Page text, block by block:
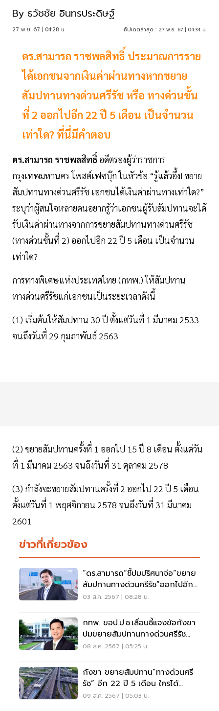
By ธวัชชัย อินทรประดิษฐ์
27 พ.ย. 67 | 04:28 น. อัปเดตล่าสุด : 27 พ.ย. 67 | 04:34 น.
ดร.สามารถ ราชพลสิทธิ์ ประมาณการราย
ได้เอกชนจากเงินค่าผ่านทางหากขยาย
สัมปทานทางด่วนศรีรัช หรือ ทางด่วนขั้น
ที่ 2 ออกไปอีก 22 ปี 5 เดือน เป็นจำนวน
เท่าใด? ที่นี่มีคำตอบ
ดร.สามารถ ราชพลสิทธิ์ อดีตรองผู้ว่าราชการ
กรุงเทพมหานคร โพสต์เฟซบุ๊ก ในหัวข้อ “รู้แล้วอึ้ง! ขยาย
สัมปทานทางด่วนศรีรัช เอกชนได้เงินค่าผ่านทางเท่าใด?”
ระบุว่าผู้สนใจหลายคนอยากรู้ว่าเอกชนผู้รับสัมปทานจะได้
รับเงินค่าผ่านทางจากการขยายสัมปทานทางด่วนศรีรัช
(ทางด่วนขั้นที่ 2) ออกไปอีก 22 ปี 5 เดือน เป็นจำนวน
เท่าใด?
การทางพิเศษแห่งประเทศไทย (กทพ.) ให้สัมปทาน
ทางด่วนศรีรัชแก่เอกชนเป็นระยะเวลาดังนี้
(1) เริ่มต้นให้สัมปทาน 30 ปี ตั้งแต่วันที่ 1 มีนาคม 2533
จนถึงวันที่ 29 กุมภาพันธ์ 2563
(2) ขยายสัมปทานครั้งที่ 1 ออกไป 15 ปี 8 เดือน ตั้งแต่วัน
ที่ 1 มีนาคม 2563 จนถึงวันที่ 31 ตุลาคม 2578
(3) กำลังจะขยายสัมปทานครั้งที่ 2 ออกไป 22 ปี 5 เดือน
ตั้งแต่วันที่ 1 พฤศจิกายน 2578 จนถึงวันที่ 31 มีนาคม
2601
ข่าวที่เกี่ยวข้อง
“ดร.สามารถ”ชี้ปมปริศนาจ่อ“ขยาย
สัมปทานทางด่วนศรีรัช”ออกไปอีก
22 ปี 5 เดือน
03 ส.ค. 2567 | 08:28 น.
กทพ. ขอป.ป.ช.เลื่อนชี้แจงข้อกังขา
ปมขยายสัมปทานทางด่วนศรีรัช
ออกไป 30 วัน
08 ส.ค. 2567 | 05:25 น.
กังขา ขยายสัมปทาน”ทางด่วนศรี
รัช” อีก 22 ปี 5 เดือน ใครได้
ประโยชน์?
09 ส.ค. 2567 | 05:03 น.